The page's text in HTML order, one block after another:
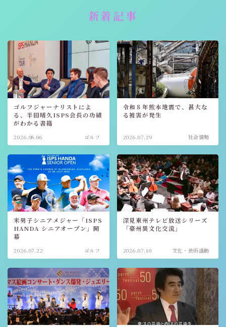
新着記事
ゴルフジャーナリストによ
る、半田晴久ISPS会長の功績
がわかる書籍
2026.08.06 ゴルフ
令和８年熊本地震で、甚大な
る被害が発生
2026.07.29 社会情勢
米男子シニアメジャー「ISPS
HANDA シニアオープン」開
幕
2026.07.22 ゴルフ
深見東州テレビ放送シリーズ
「豪州異文化交流」
2026.07.10 文化・芸術活動